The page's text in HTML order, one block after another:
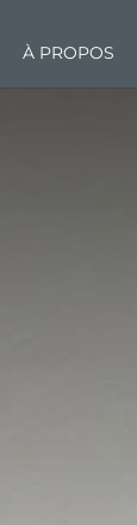
À PROPOS